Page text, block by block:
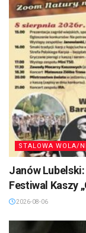
STALOWA WOLA/
Janów
Festiwal Kaszy
2026-08-06